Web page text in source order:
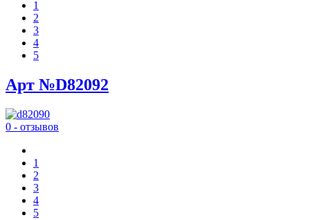
1
2
3
4
5
Арт №D82092
0 - отзывов
1
2
3
4
5